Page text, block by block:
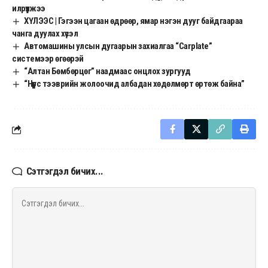
илрүүлжээ
ХҮЛЭЭС | Гэгээн цагаан өдрөөр, ямар нэгэн дууг байдгаараа
чанга дуулах хүсэл
Автомашины улсын дугаарын захиалгаа “Carplate”
системээр өгөөрэй
“Алтан Бөмбөрцөг” наадмаас онцлох зургууд
“Нүүрс тээврийн жолоочид албадан хөдөлмөрт өртөж байна”
Сэтгэгдэл бичих...